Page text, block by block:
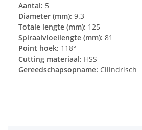
Aantal: 5
Diameter (mm): 9.3
Totale lengte (mm): 125
Spiraalvloeilengte (mm): 81
Point hoek: 118°
Cutting materiaal: HSS
Gereedschapsopname: Cilindrisch